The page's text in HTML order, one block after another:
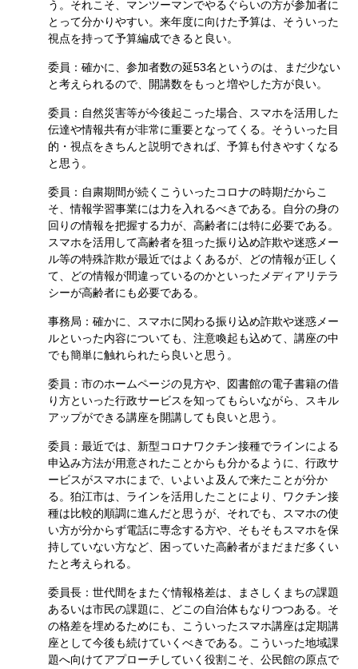
う。それこそ、マンツーマンでやるぐらいの方が参加者に
とって分かりやすい。来年度に向けた予算は、そういった
視点を持って予算編成できると良い。
委員：確かに、参加者数の延53名というのは、まだ少ない
と考えられるので、開講数をもっと増やした方が良い。
委員：自然災害等が今後起こった場合、スマホを活用した
伝達や情報共有が非常に重要となってくる。そういった目
的・視点をきちんと説明できれば、予算も付きやすくなる
と思う。
委員：自粛期間が続くこういったコロナの時期だからこ
そ、情報学習事業には力を入れるべきである。自分の身の
回りの情報を把握する力が、高齢者には特に必要である。
スマホを活用して高齢者を狙った振り込め詐欺や迷惑メー
ル等の特殊詐欺が最近ではよくあるが、どの情報が正しく
て、どの情報が間違っているのかといったメディアリテラ
シーが高齢者にも必要である。
事務局：確かに、スマホに関わる振り込め詐欺や迷惑メー
ルといった内容についても、注意喚起も込めて、講座の中
でも簡単に触れられたら良いと思う。
委員：市のホームページの見方や、図書館の電子書籍の借
り方といった行政サービスを知ってもらいながら、スキル
アップができる講座を開講しても良いと思う。
委員：最近では、新型コロナワクチン接種でラインによる
申込み方法が用意されたことからも分かるように、行政サ
ービスがスマホにまで、いよいよ及んで来たことが分か
る。狛江市は、ラインを活用したことにより、ワクチン接
種は比較的順調に進んだと思うが、それでも、スマホの使
い方が分からず電話に専念する方や、そもそもスマホを保
持していない方など、困っていた高齢者がまだまだ多くい
たと考えられる。
委員長：世代間をまたぐ情報格差は、まさしくまちの課題
あるいは市民の課題に、どこの自治体もなりつつある。そ
の格差を埋めるためにも、こういったスマホ講座は定期講
座として今後も続けていくべきである。こういった地域課
題へ向けてアプローチしていく役割こそ、公民館の原点で